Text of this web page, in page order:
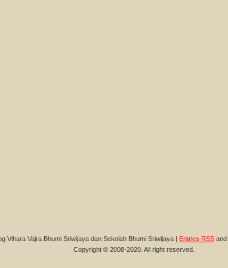
Vihara Vajra Bhumi Sriwijaya dan Sekolah Bhumi Sriwijaya | Entries RSSand
Copyright © 2008-2020. All right reserved.